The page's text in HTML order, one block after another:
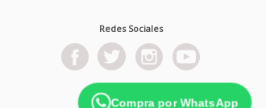
Redes Sociales
Compra por WhatsApp